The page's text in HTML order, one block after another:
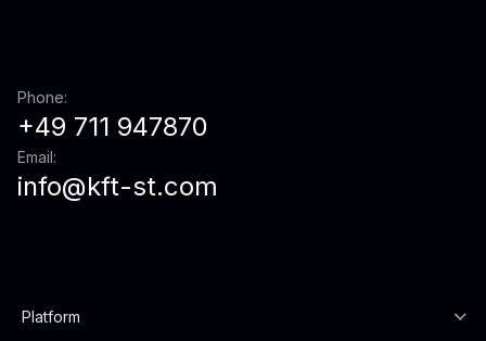
Phone:
+49 711 947870
Email:
info@kft-st.com
Platform